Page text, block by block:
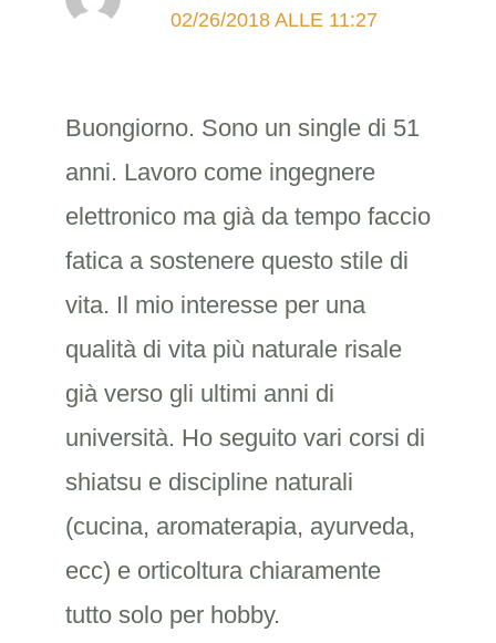
02/26/2018 ALLE 11:27
Buongiorno. Sono un single di 51
anni. Lavoro come ingegnere
elettronico ma già da tempo faccio
fatica a sostenere questo stile di
vita. Il mio interesse per una
qualità di vita più naturale risale
già verso gli ultimi anni di
università. Ho seguito vari corsi di
shiatsu e discipline naturali
(cucina, aromaterapia, ayurveda,
ecc) e orticoltura chiaramente
tutto solo per hobby.